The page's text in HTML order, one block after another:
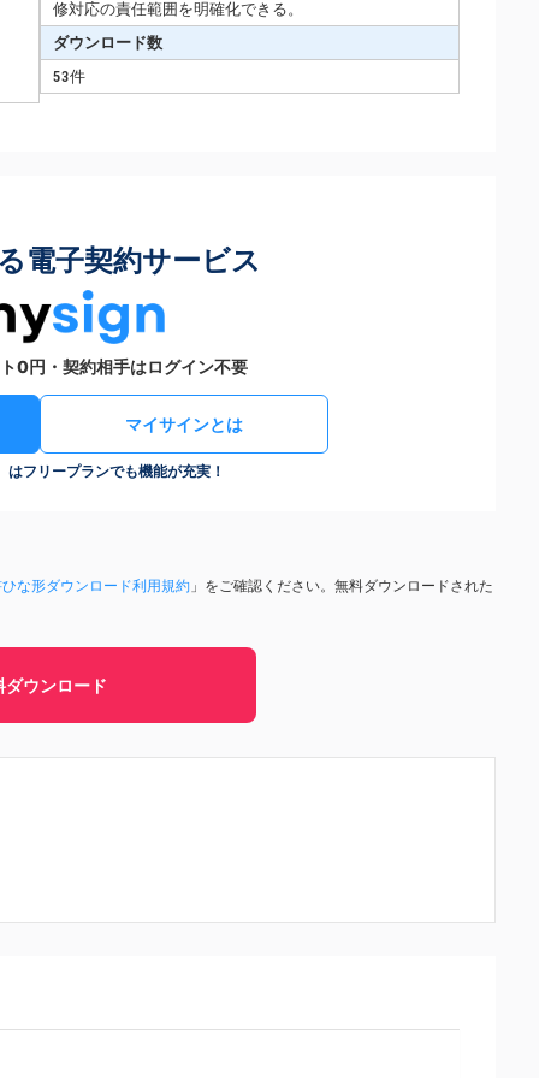
修対応の責任範囲を明確化できる。
ダウンロード数
53件
電子契約サービス
0円・契約相手はログイン不要
マイサインとは
フリープランでも機能が充実！
な形ダウンロード利用規約 」をご確認ください。無料ダウンロードされた
ダウンロード